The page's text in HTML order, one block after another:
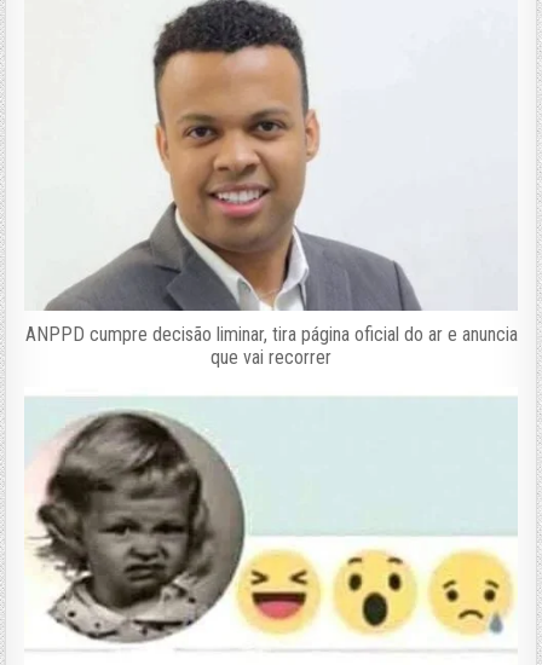
ANPPD cumpre decisão liminar, tira página oficial do ar e anuncia
que vai recorrer